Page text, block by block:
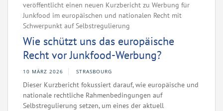
veröffentlicht einen neuen Kurzbericht zu Werbung für
Junkfood im europäischen und nationalen Recht mit
Schwerpunkt auf Selbstregulierung
Wie schützt uns das europäische
Recht vor Junkfood-Werbung?
10 MÄRZ 2026 STRASBOURG
Dieser Kurzbericht fokussiert darauf, wie europäische und
nationale rechtliche Rahmenbedingungen auf
Selbstregulierung setzen, um eines der aktuell